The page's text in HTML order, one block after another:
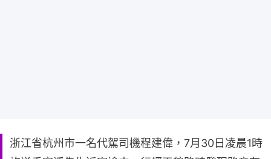
浙江省杭州市一名代駕司機程建偉，7月30日凌晨1時